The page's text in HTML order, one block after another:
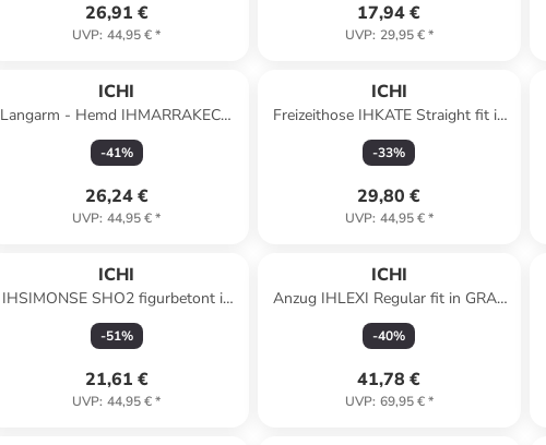
26,91 €
UVP: 44,95 €*
17,94 €
UVP: 29,95 €*
ICHI
Langarm - Hemd IHMARRAKECH
Regular fit in Tannin Leo Aop
-41%
26,24 €
UVP: 44,95 €*
ICHI
Freizeithose IHKATE Straight fit in
Raspberry Wine
-33%
29,80 €
UVP: 44,95 €*
ICHI
IHSIMONSE SHO2 figurbetont in
Little Boy Blue
-51%
21,61 €
UVP: 44,95 €*
ICHI
Anzug IHLEXI Regular fit in GRAY
PINSTRIPE MELANGE
-40%
41,78 €
UVP: 69,95 €*